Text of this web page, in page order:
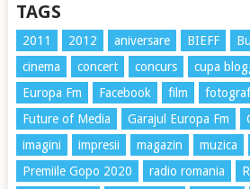
TAGS
2011 2012 aniversare BIEFF
cinema
concert concurs cupa
Europa Fm
Facebook film
Future of Media
Garajul Europa Fm
imagini
impresii magazin muzica
Premiile Gopo 2020
radio romania